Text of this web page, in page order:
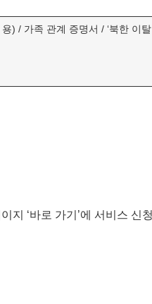
) / 가족 관계 증명서 / ‘북한 이
‘바로 가기’에 서비스 신